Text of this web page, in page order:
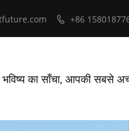
 +86
भविष्य का साँचा, आपकी सबसे